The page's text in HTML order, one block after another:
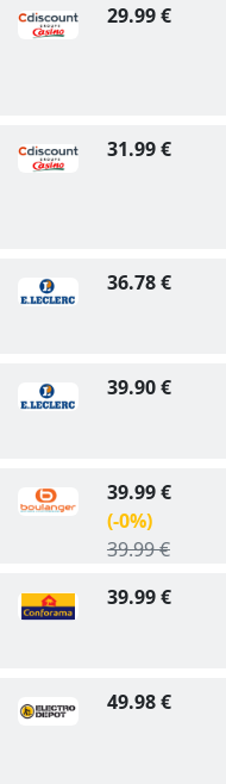
29.99 €
31.99 €
36.78 €
39.90 €
39.99 €
(-0%)
39.99 €
39.99 €
49.98 €